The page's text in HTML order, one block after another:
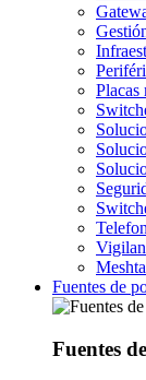
Placas
Fuentes de
Fuentes